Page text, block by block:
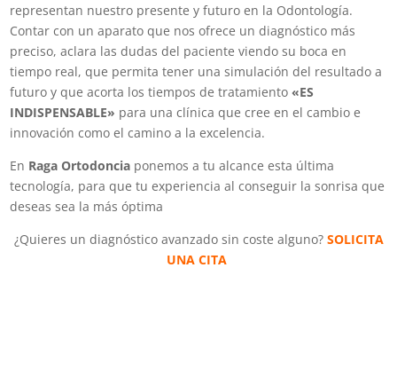
representan nuestro presente y futuro en la Odontología.
Contar con un aparato que nos ofrece un diagnóstico más
preciso, aclara las dudas del paciente viendo su boca en
tiempo real, que permita tener una simulación del resultado a
futuro y que acorta los tiempos de tratamiento «ES
INDISPENSABLE» para una clínica que cree en el cambio e
innovación como el camino a la excelencia.
En Raga Ortodoncia ponemos a tu alcance esta última
tecnología, para que tu experiencia al conseguir la sonrisa que
deseas sea la más óptima
¿Quieres un diagnóstico avanzado sin coste alguno? SOLICITA
UNA CITA